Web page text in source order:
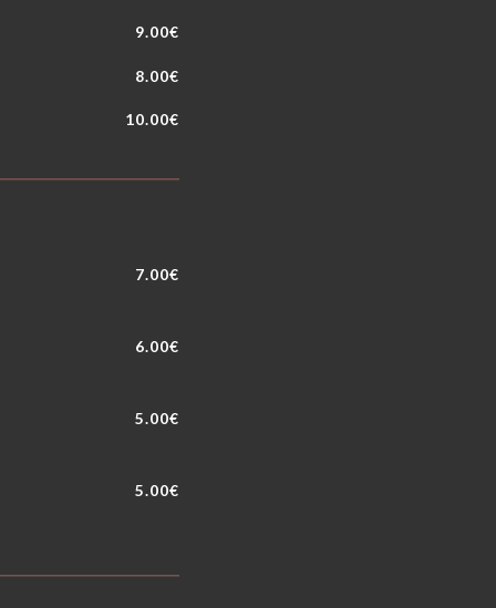
9.00€
8.00€
10.00€
7.00€
6.00€
5.00€
5.00€